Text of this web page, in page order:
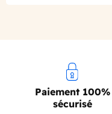
Paiement 100%
sécurisé